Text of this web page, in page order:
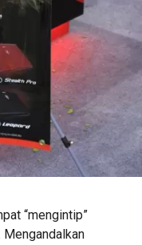
“mengintip”